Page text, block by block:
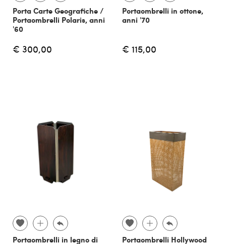
Porta Carte Geografiche /
Portaombrelli Polaris, anni
'60
€ 300,00
Portaombrelli in ottone,
anni '70
€ 115,00
Portaombrelli in legno di
Portaombrelli Hollywood